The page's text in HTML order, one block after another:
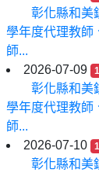
彰化縣和美
學年度代理教師
師...
2026-07-09
彰化縣和美
學年度代理教師
師...
2026-07-10
彰化縣和美